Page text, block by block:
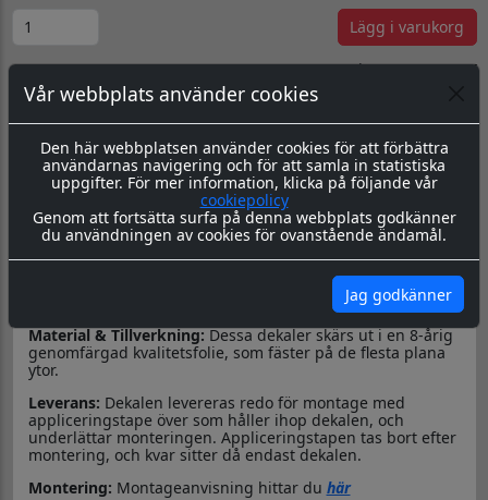
Vår webbplats använder cookies
Den här webbplatsen använder cookies för att förbättra
användarnas navigering och för att samla in statistiska
uppgifter. För mer information, klicka på följande vår
cookiepolicy
Genom att fortsätta surfa på denna webbplats godkänner
du användningen av cookies för ovanstående ändamål.
Jag godkänner
Lägg i varukorg
Visa rabatter
Pris/st:150.00 SEK
Kommentarer
Produktbeskrivning
Dokument
Material & Tillverkning:Dessa dekaler skärs ut i en 8-årig
genomfärgad kvalitetsfolie, som fäster på de flesta plana
ytor.
Leverans: Dekalen levereras redo för montage med
appliceringstape över som håller ihop dekalen, och
underlättar monteringen. Appliceringstapen tas bort efter
montering, och kvar sitter då endast dekalen.
Montering: Montageanvisning hittar du här